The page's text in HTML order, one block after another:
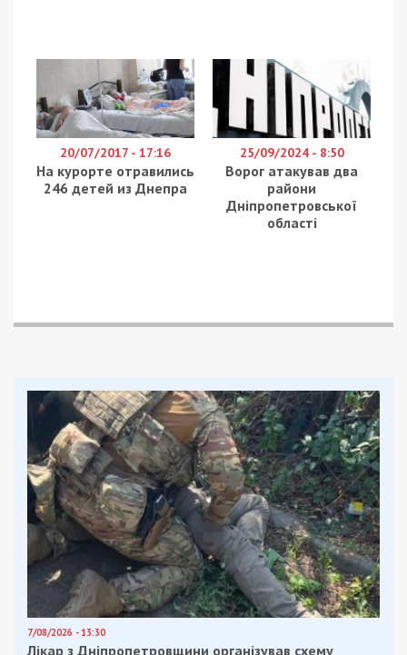
6 лет – 1934 грн. – 4200 грн. и для детей
в возрасте от 6 до 18 лет – 5236 грн.;
малообеспеченным семьям и одиноким
матерям назначат государственную
социальную помощь без уменьшения ее
размера, если центр занятости не
сможет предложить подходящей
работы для неработающего
трудоспособного лица из состава
семьи и семьи, в состав которой входят
будут оказывать государственную
социальную помощь лицам, которые
достигли пенсионного возраста, но из-
за отсутствия страхового стажа не
получили права на пенсионную
выплату;
дети умерших участников Революции
Достоинства, участников боевых
действий или лиц с инвалидностью
вследствие войны получат социальную
стипендию: студентам учреждений
профессионального среднего
образования — 890 гривен; студентам
вузов — 1180 гривен.